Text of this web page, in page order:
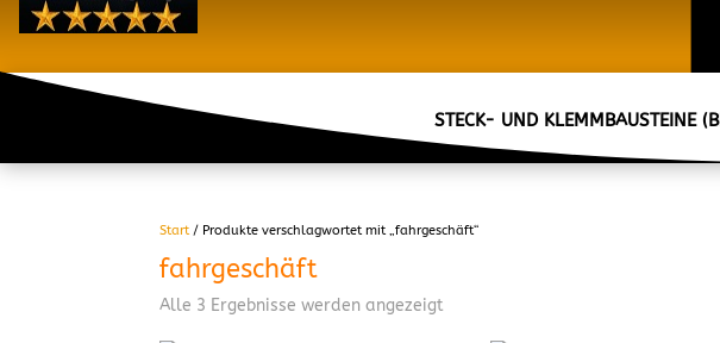
STECK- UND KLEMMBAUSTEINE
Start/ Produkte verschlagwortet mit „fahrgeschäft“
fahrgeschäft
Alle 3 Ergebnisse werden angezeigt